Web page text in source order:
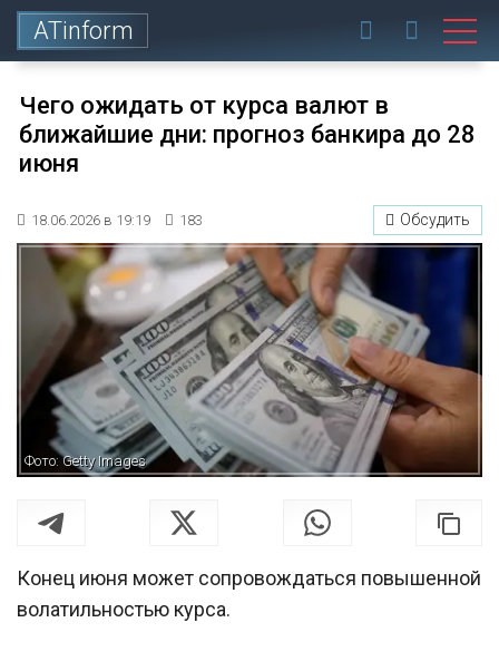
ATinform
Чего ожидать от курса валют в
ближайшие дни: прогноз банкира до 28
июня
18.06.2026 в 19:19 183 Обсудить
Фото: Getty Images
Конец июня может сопровождаться повышенной
волатильностью курса.